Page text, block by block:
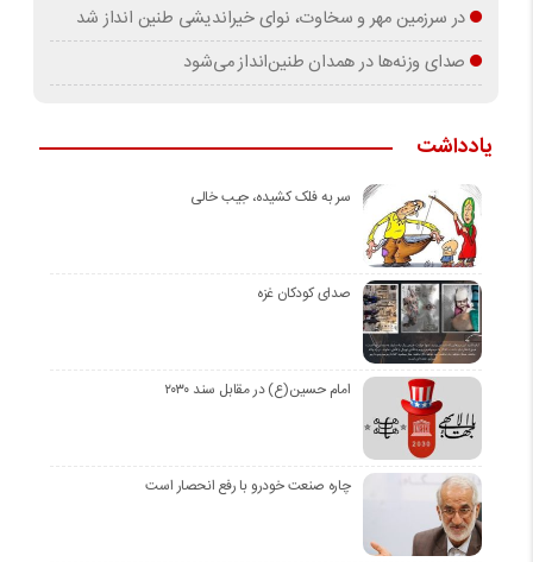
در سرزمین مهر و سخاوت، نوای خیراندیشی طنین انداز شد
صدای وزنه‌ها در همدان طنین‌انداز می‌شود
یادداشت
سر به فلک کشیده، جیب خالی
صدای کودکان غزه
امام حسین(ع) در مقابل سند ۲۰۳۰
چاره صنعت خودرو با رفع انحصار است